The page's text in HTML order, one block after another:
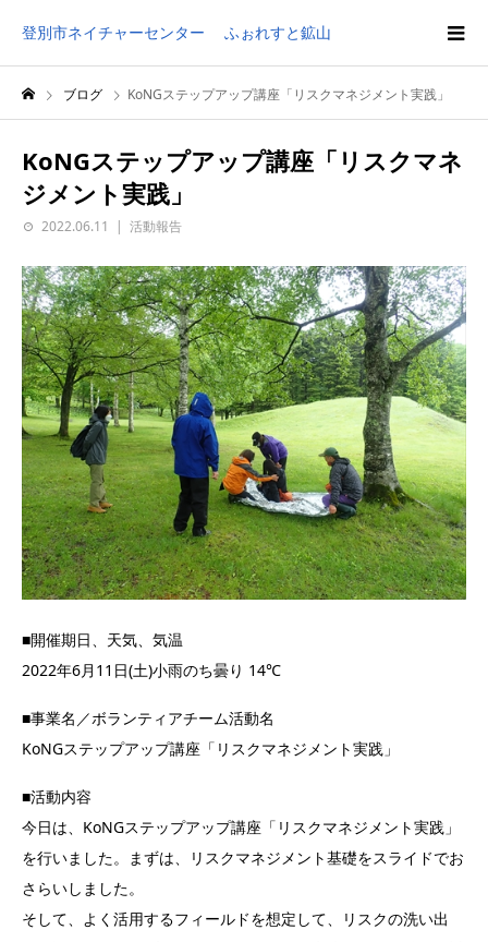
登別市ネイチャーセンター ふぉれすと鉱山
ブログ KoNGステップアップ講座「リスクマネジメント実践」
KoNGステップアップ講座「リスクマネ
ジメント実践」
2022.06.11 活動報告
■開催期日、天気、気温
2022年6月11日(土)小雨のち曇り 14℃
■事業名／ボランティアチーム活動名
KoNGステップアップ講座「リスクマネジメント実践」
■活動内容
今日は、KoNGステップアップ講座「リスクマネジメント実践」
を行いました。まずは、リスクマネジメント基礎をスライドでお
さらいしました。
そして、よく活用するフィールドを想定して、リスクの洗い出